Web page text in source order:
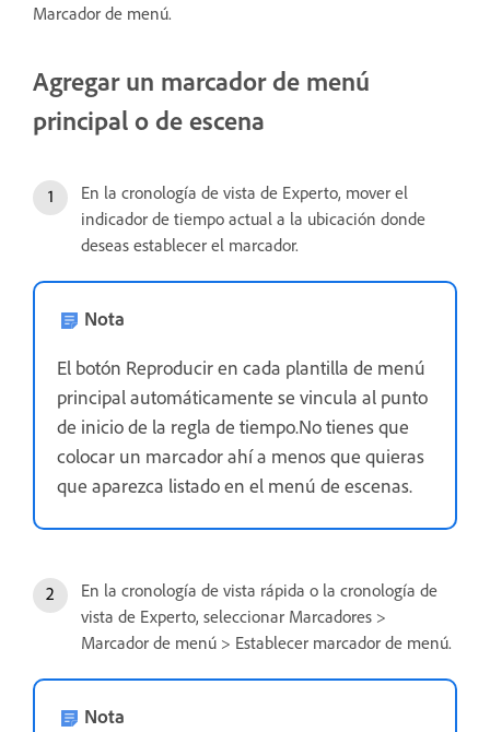
Marcador de menú.
Agregar un marcador de menú
principal o de escena
En la cronología de vista de Experto, mover el
indicador de tiempo actual a la ubicación donde
deseas establecer el marcador.
Nota
El botón Reproducir en cada plantilla de menú
principal automáticamente se vincula al punto
de inicio de la regla de tiempo.No tienes que
colocar un marcador ahí a menos que quieras
que aparezca listado en el menú de escenas.
En la cronología de vista rápida o la cronología de
vista de Experto, seleccionar Marcadores >
Marcador de menú > Establecer marcador de menú.
Nota